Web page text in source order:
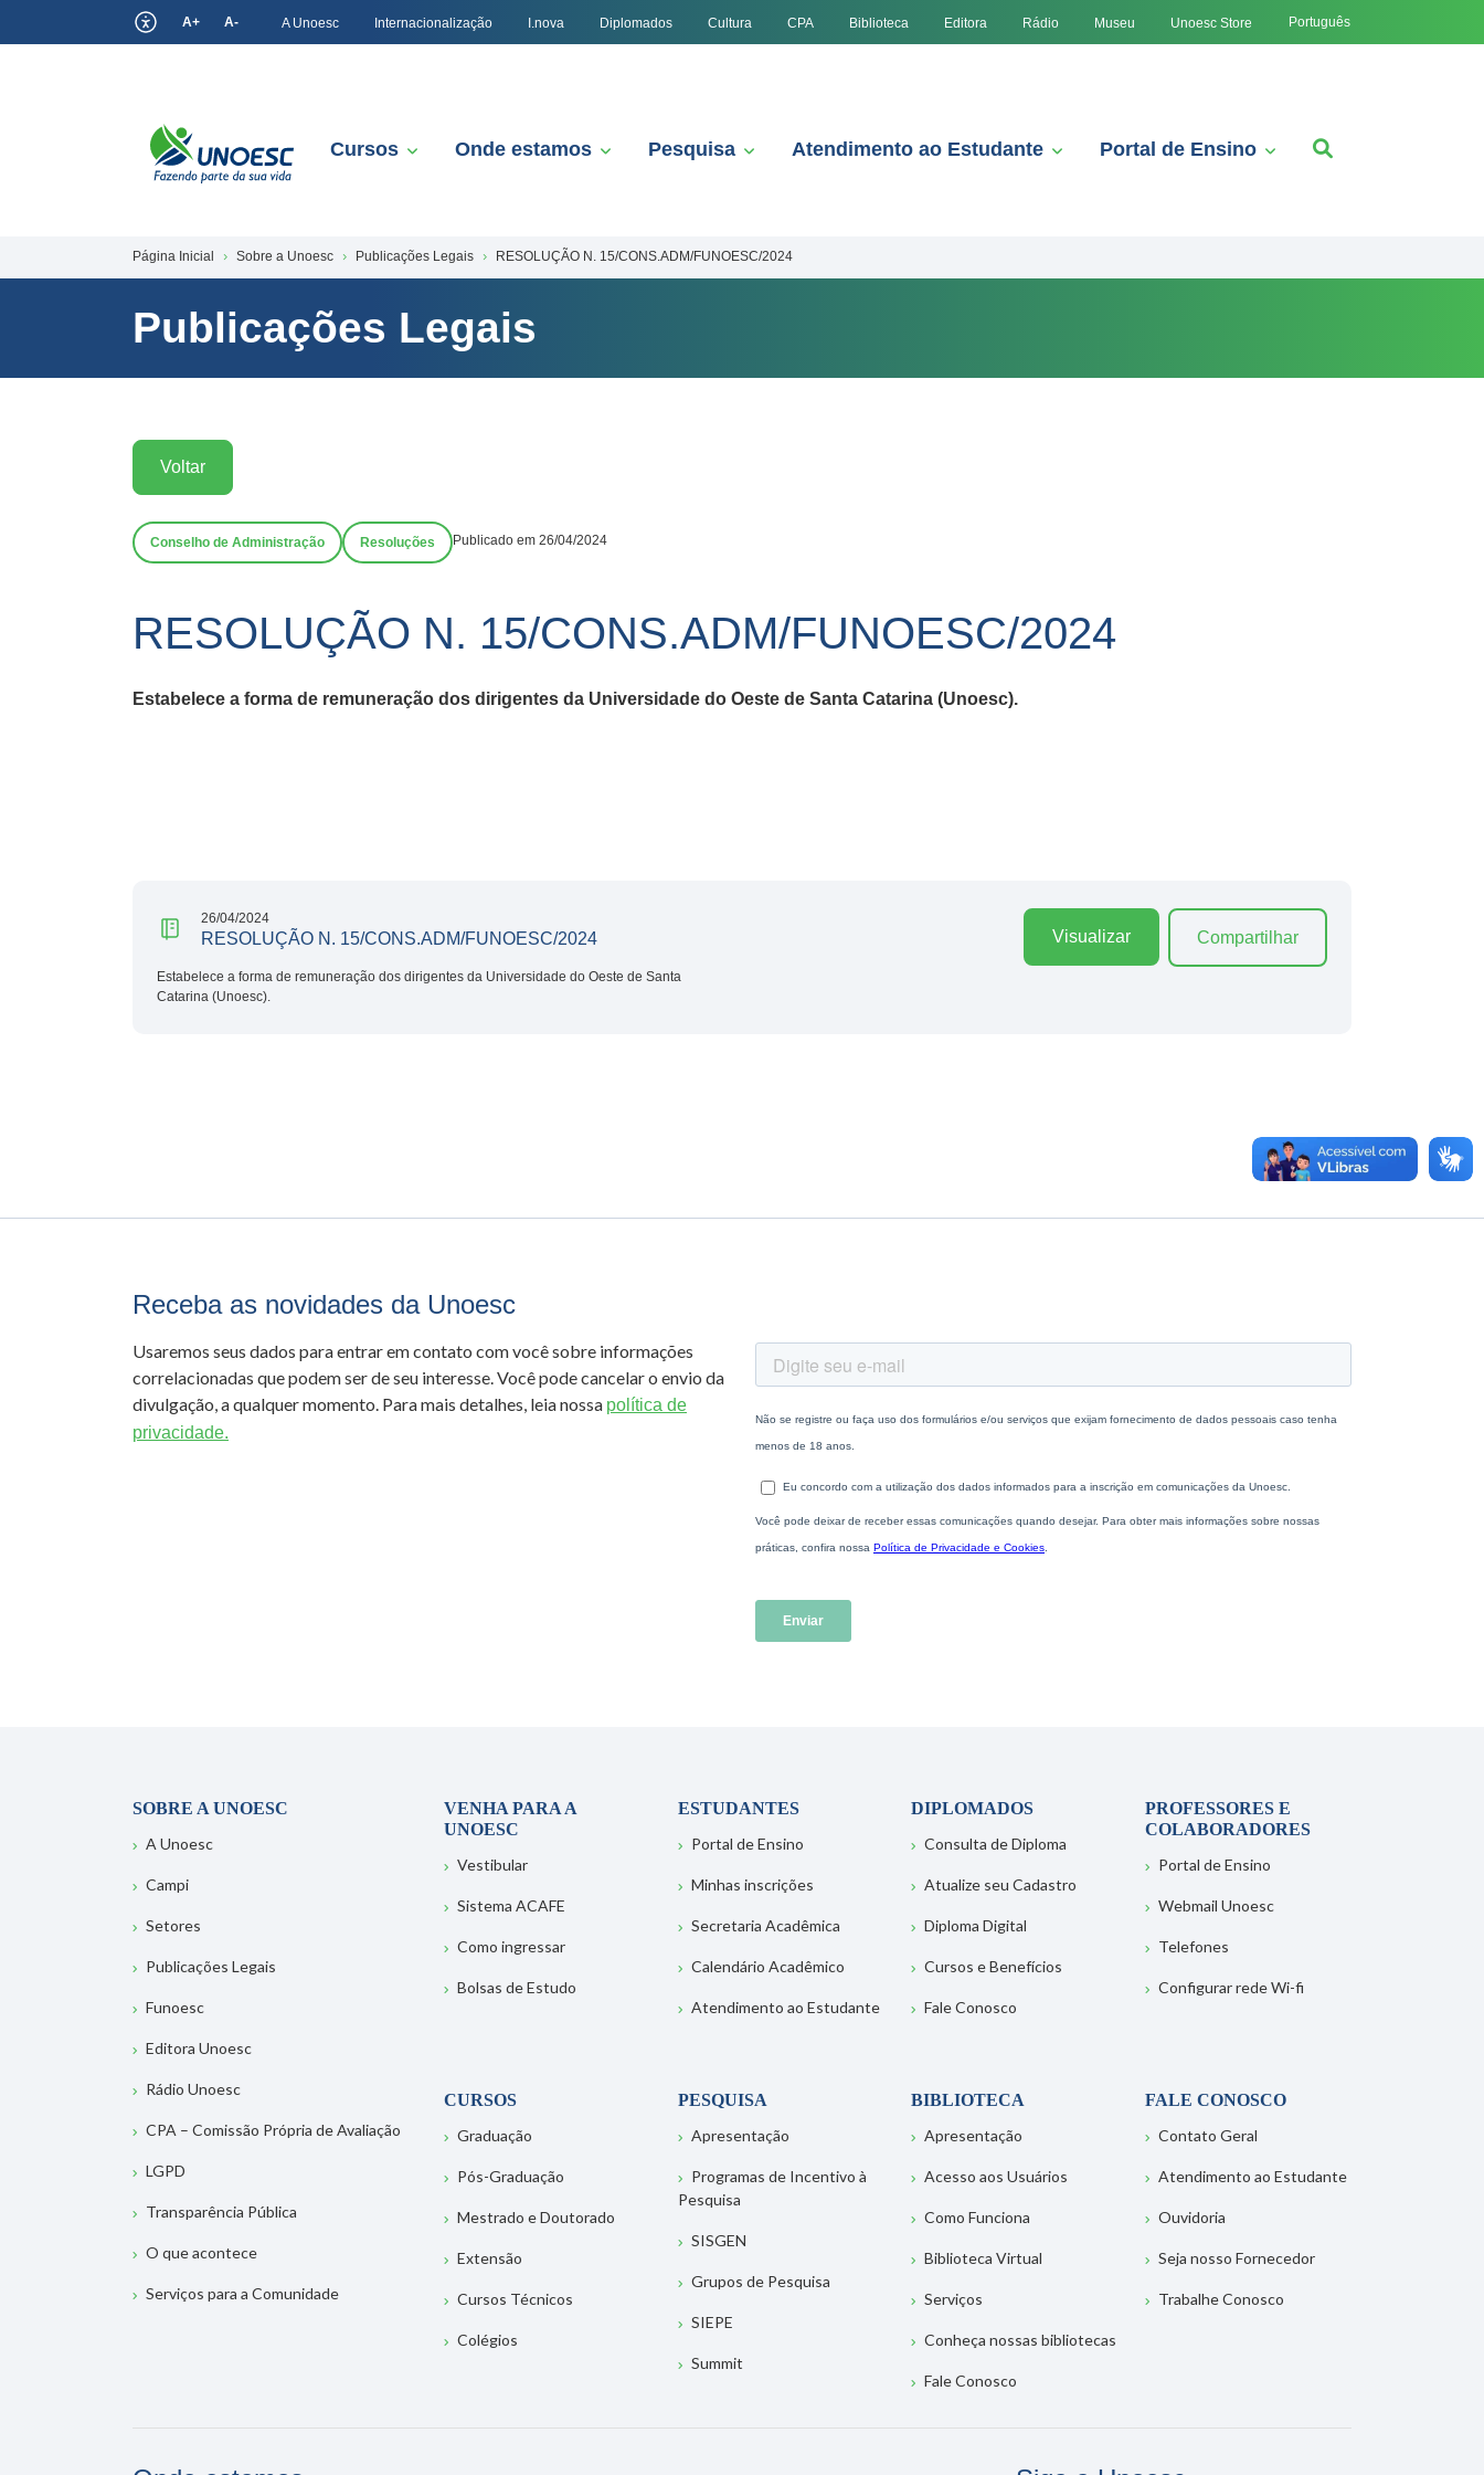
A+ A- A Unoesc Internacionalização I.nova Diplomados Cultura CPA Biblioteca Editora Rádio Museu Unoesc Store Português
Cursos Onde estamos Pesquisa Atendimento ao Estudante Portal de Ensino
Página Inicial Sobre a Unoesc Publicações Legais RESOLUÇÃO N. 15/CONS.ADM/FUNOESC/2024
Publicações Legais
Voltar
Conselho de Administração Resoluções Publicado em 26/04/2024
RESOLUÇÃO N. 15/CONS.ADM/FUNOESC/2024
Estabelece a forma de remuneração dos dirigentes da Universidade do Oeste de Santa Catarina (Unoesc).
26/04/2024
RESOLUÇÃO N. 15/CONS.ADM/FUNOESC/2024
Estabelece a forma de remuneração dos dirigentes da Universidade do Oeste de Santa
Catarina (Unoesc).
Visualizar Compartilhar
Receba as novidades da Unoesc
Usaremos seus dados para entrar em contato com você sobre informações
correlacionadas que podem ser de seu interesse. Você pode cancelar o envio da
divulgação, a qualquer momento. Para mais detalhes, leia nossa política de
privacidade.
SOBRE A UNOESC
A Unoesc
Campi
Setores
Publicações Legais
Funoesc
Editora Unoesc
Rádio Unoesc
CPA – Comissão Própria de Avaliação
LGPD
Transparência Pública
O que acontece
Serviços para a Comunidade
VENHA PARA A
UNOESC
Vestibular
Sistema ACAFE
Como ingressar
Bolsas de Estudo
ESTUDANTES
Portal de Ensino
Minhas inscrições
Secretaria Acadêmica
Calendário Acadêmico
Atendimento ao Estudante
DIPLOMADOS
Consulta de Diploma
Atualize seu Cadastro
Diploma Digital
Cursos e Benefícios
Fale Conosco
PROFESSORES E
COLABORADORES
Portal de Ensino
Webmail Unoesc
Telefones
Configurar rede Wi-fi
CURSOS
Graduação
Pós-Graduação
Mestrado e Doutorado
Extensão
Cursos Técnicos
Colégios
PESQUISA
Apresentação
Programas de Incentivo à
Pesquisa
SISGEN
Grupos de Pesquisa
SIEPE
Summit
BIBLIOTECA
Apresentação
Acesso aos Usuários
Como Funciona
Biblioteca Virtual
Serviços
Conheça nossas bibliotecas
Fale Conosco
FALE CONOSCO
Contato Geral
Atendimento ao Estudante
Ouvidoria
Seja nosso Fornecedor
Trabalhe Conosco